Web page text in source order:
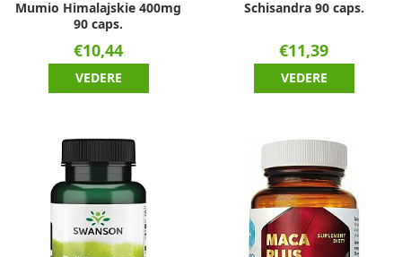
Mumio Himalajskie 400mg
90 caps.
€10,44
VEDERE
Schisandra 90 caps.
€11,39
VEDERE